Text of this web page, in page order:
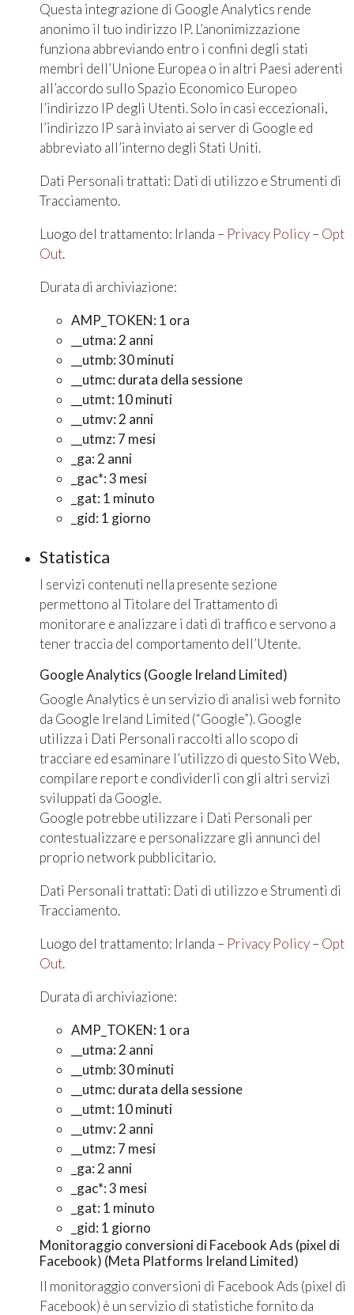
Questa integrazione di Google Analytics rende
anonimo il tuo indirizzo IP. L’anonimizzazione
funziona abbreviando entro i confini degli stati
membri dell’Unione Europea o in altri Paesi aderenti
all’accordo sullo Spazio Economico Europeo
l’indirizzo IP degli Utenti. Solo in casi eccezionali,
l’indirizzo IP sarà inviato ai server di Google ed
abbreviato all’interno degli Stati Uniti.
Dati Personali trattati: Dati di utilizzo e Strumenti di
Tracciamento.
Luogo del trattamento: Irlanda – Privacy Policy– Opt
Out.
Durata di archiviazione:
AMP_TOKEN: 1 ora
__utma: 2 anni
__utmb: 30 minuti
__utmc: durata della sessione
__utmt: 10 minuti
__utmv: 2 anni
__utmz: 7 mesi
_ga: 2 anni
_gac*: 3 mesi
_gat: 1 minuto
_gid: 1 giorno
Statistica
I servizi contenuti nella presente sezione
permettono al Titolare del Trattamento di
monitorare e analizzare i dati di traffico e servono a
tener traccia del comportamento dell’Utente.
Google Analytics (Google Ireland Limited)
Google Analytics è un servizio di analisi web fornito
da Google Ireland Limited (“Google”). Google
utilizza i Dati Personali raccolti allo scopo di
tracciare ed esaminare l’utilizzo di questo Sito Web,
compilare report e condividerli con gli altri servizi
sviluppati da Google.
Google potrebbe utilizzare i Dati Personali per
contestualizzare e personalizzare gli annunci del
proprio network pubblicitario.
Dati Personali trattati: Dati di utilizzo e Strumenti di
Tracciamento.
Luogo del trattamento: Irlanda – Privacy Policy– Opt
Out.
Durata di archiviazione:
AMP_TOKEN: 1 ora
__utma: 2 anni
__utmb: 30 minuti
__utmc: durata della sessione
__utmt: 10 minuti
__utmv: 2 anni
__utmz: 7 mesi
_ga: 2 anni
_gac*: 3 mesi
_gat: 1 minuto
_gid: 1 giorno
Monitoraggio conversioni di Facebook Ads (pixel di
Facebook) (Meta Platforms Ireland Limited)
Il monitoraggio conversioni di Facebook Ads (pixel di
Facebook) è un servizio di statistiche fornito da